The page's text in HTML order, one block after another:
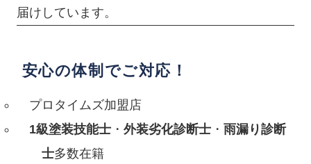
届けしています。
安心の体制でご対応！
プロタイムズ加盟店
1級塗装技能士・ 外装劣化診断士・ 雨漏り診断
士多数在籍